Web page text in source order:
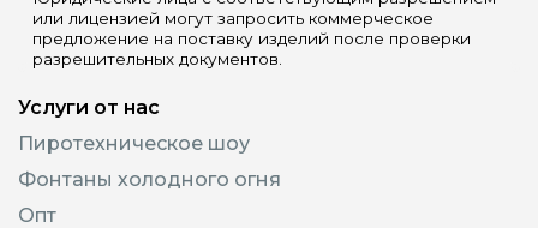
или лицензией могут запросить коммерческое
предложение на поставку изделий после проверки
разрешительных документов.
Услуги от нас
Пиротехническое шоу
Фонтаны холодного огня
Опт